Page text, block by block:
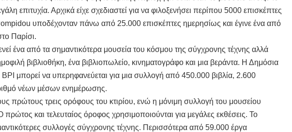
επιτυχία. Αρχικά είχε σχεδιαστεί για να φιλοξενήσει περίπου 5000 επισκέπτες
υποδέχονταν πάνω από 25.000 επισκέπτες ημερησίως και έγινε ένα από
Παρίσι.
ένα από τα σημαντικότερα μουσεία του κόσμου της σύγχρονης τέχνης αλλά
βιβλιοθήκη, ένα βιβλιοπωλείο, κινηματογράφο και μια βεράντα. Η Δημόσια
μπορεί να υπερηφανεύεται για μια συλλογή από 450.000 βιβλία, 2.600
νέων μέσων ενημέρωσης.
πρώτους τρεις ορόφους του κτιρίου, ενώ η μόνιμη συλλογή του μουσείου
πρώτος και τελευταίος όροφος χρησιμοποιούνται για μεγάλες εκθέσεις. Το
συλλογές σύγχρονης τέχνης. Περισσότερα από 59.000 έργα